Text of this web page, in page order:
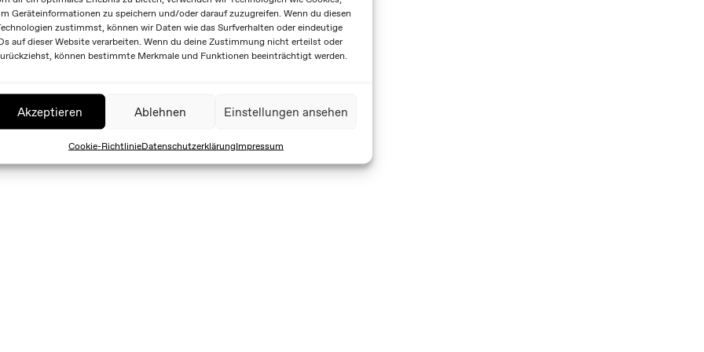
Geräteinformationen zu speichern und/oder darauf zuzugreifen. Wenn du diesen
zustimmst, können wir Daten wie das Surfverhalten oder eindeutige
auf dieser Website verarbeiten. Wenn du deine Zustimmung nicht erteilst oder
können bestimmte Merkmale und Funktionen beeinträchtigt werden.
Akzeptieren Ablehnen Einstellungen ansehen
Cookie-RichtlinieDatenschutzerklärungImpressum